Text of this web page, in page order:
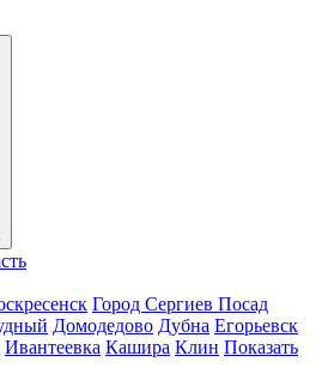
Город Сергиев Посад
Домодедово Дубна Егорьевск
Ивантеевка Кашира Клин Показать